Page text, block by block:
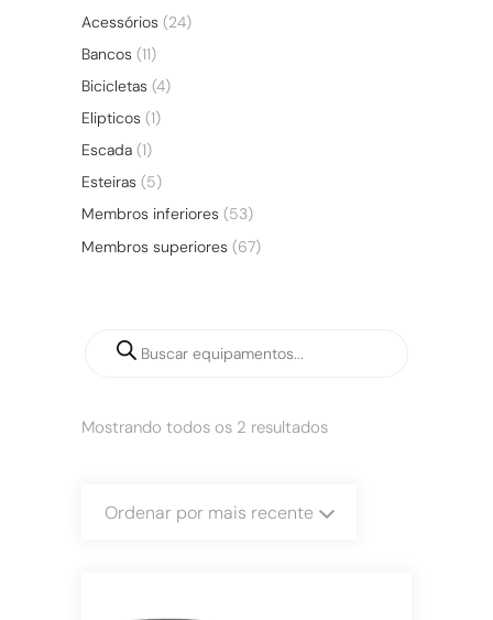
Mostrando todos os 2 resultados
Ordenar por mais recente
Acessórios (24)
Bancos (11)
Bicicletas (4)
Elipticos (1)
Escada (1)
Esteiras (5)
Membros inferiores (53)
Membros superiores (67)